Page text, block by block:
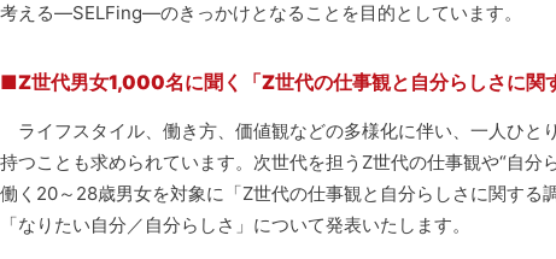
考える―SELFing―のきっかけとなることを目的としています。
■Z世代男女1,000名に聞く「Z世代の仕事観と自分らしさに関
ライフスタイル、働き方、価値観などの多様化に伴い、一人ひと
持つことも求められています。次世代を担うZ世代の仕事観や“自
働く20～28歳男女を対象に「Z世代の仕事観と自分らしさに関す
「なりたい自分／自分らしさ」について発表いたします。